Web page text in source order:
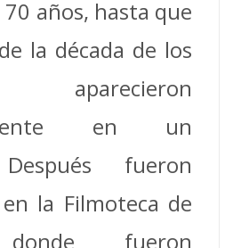
años, hasta que
la década de los
en un
fueron
la Filmoteca de
donde fueron